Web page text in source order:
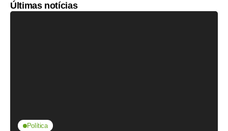
Últimas notícias
Política